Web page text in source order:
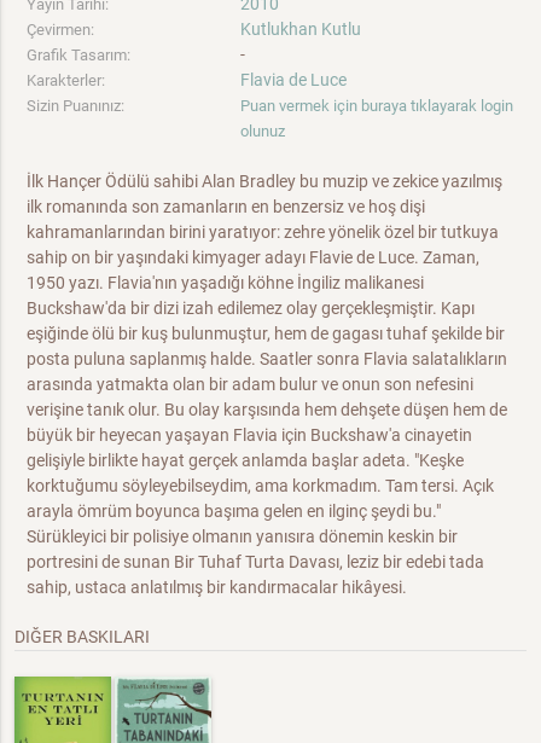
Yayın Tarihi:
Çevirmen: Kutlukhan Kutlu
Grafik Tasarım: -
Karakterler: Flavia de Luce
Sizin Puanınız:
Puan vermek için buraya tıklayarak login
olunuz
İlk Hançer Ödülü sahibi Alan Bradley bu muzip ve zekice yazılmış
ilk romanında son zamanların en benzersiz ve hoş dişi
kahramanlarından birini yaratıyor: zehre yönelik özel bir tutkuya
sahip on bir yaşındaki kimyager adayı Flavie de Luce. Zaman,
1950 yazı. Flavia'nın yaşadığı köhne İngiliz malikanesi
Buckshaw'da bir dizi izah edilemez olay gerçekleşmiştir. Kapı
eşiğinde ölü bir kuş bulunmuştur, hem de gagası tuhaf şekilde bir
posta puluna saplanmış halde. Saatler sonra Flavia salatalıkların
arasında yatmakta olan bir adam bulur ve onun son nefesini
verişine tanık olur. Bu olay karşısında hem dehşete düşen hem de
büyük bir heyecan yaşayan Flavia için Buckshaw'a cinayetin
gelişiyle birlikte hayat gerçek anlamda başlar adeta. "Keşke
korktuğumu söyleyebilseydim, ama korkmadım. Tam tersi. Açık
arayla ömrüm boyunca başıma gelen en ilginç şeydi bu."
Sürükleyici bir polisiye olmanın yanısıra dönemin keskin bir
portresini de sunan Bir Tuhaf Turta Davası, leziz bir edebi tada
sahip, ustaca anlatılmış bir kandırmacalar hikâyesi.
DIĞER BASKILARI